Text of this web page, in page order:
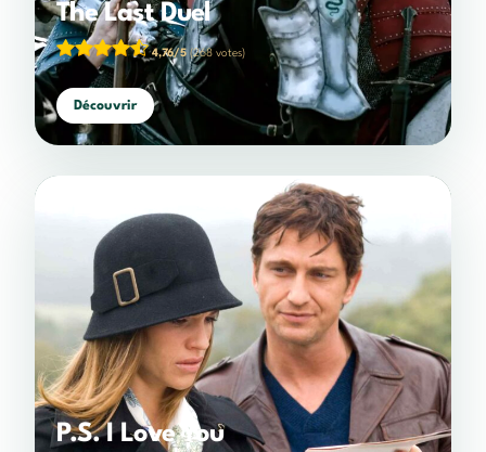
The Last Duel
4,76/5 (268 votes)
Découvrir
P.S. I Love You